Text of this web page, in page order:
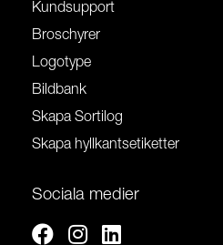
Kundsupport
Broschyrer
Logotype
Bildbank
Skapa Sortilog
Skapa hyllkantsetiketter
Sociala medier
FacebookInstagram